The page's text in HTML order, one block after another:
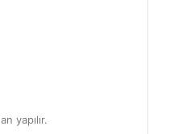
yapılır.